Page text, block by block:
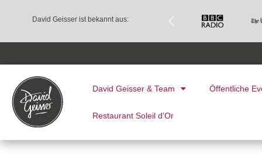
David Geisser ist bekannt aus:
David Geisser & Team Öffentliche
Restaurant Soleil d’Or